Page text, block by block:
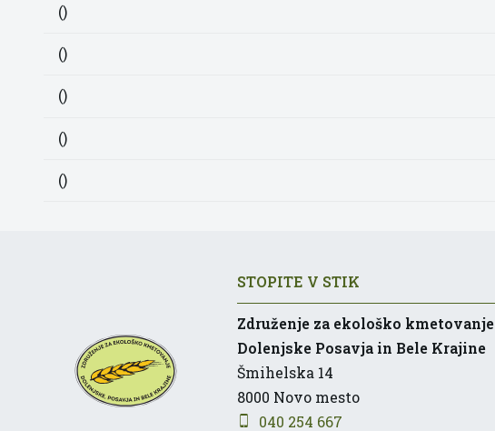
()
()
()
()
()
STOPITE V STIK
Združenje za ekološko kmetovanje
Dolenjske Posavja in Bele Krajine
Šmihelska 14
8000 Novo mesto
040 254 667